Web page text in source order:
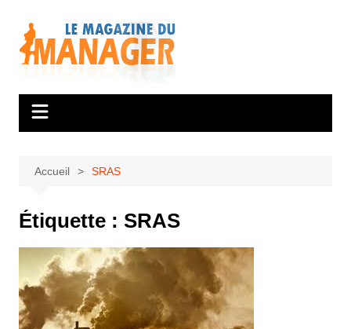
contenu
Accueil SRAS
Étiquette : SRAS